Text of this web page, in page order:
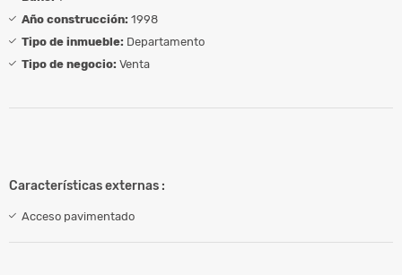
Año construcción: 1998
Tipo de inmueble: Departamento
Tipo de negocio: Venta
Características externas :
Acceso pavimentado